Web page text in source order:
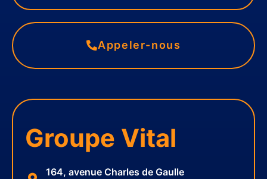
Groupe Vital
164, avenue Charles de Gaulle
Appeler-nous